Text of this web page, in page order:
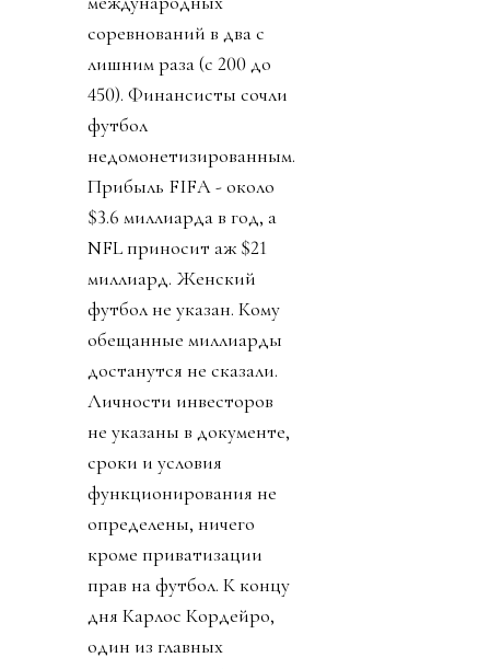
соревнований в два с
лишним раза (с 200 до
450). Финансисты сочли
футбол
недомонетизированным.
Прибыль FIFA - около
$3.6 миллиарда в год, а
NFL приносит аж $21
миллиард. Женский
футбол не указан. Кому
обещанные миллиарды
достанутся не сказали.
Личности инвесторов
не указаны в документе,
сроки и условия
функционирования не
определены, ничего
кроме приватизации
прав на футбол. К концу
дня Карлос Кордейро,
один из главных